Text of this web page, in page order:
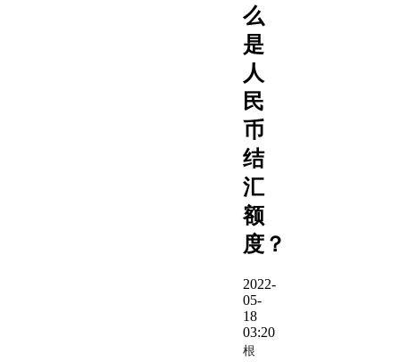
么
是
人
民
币
结
汇
额
度？
2022-
05-
18
03:20
根